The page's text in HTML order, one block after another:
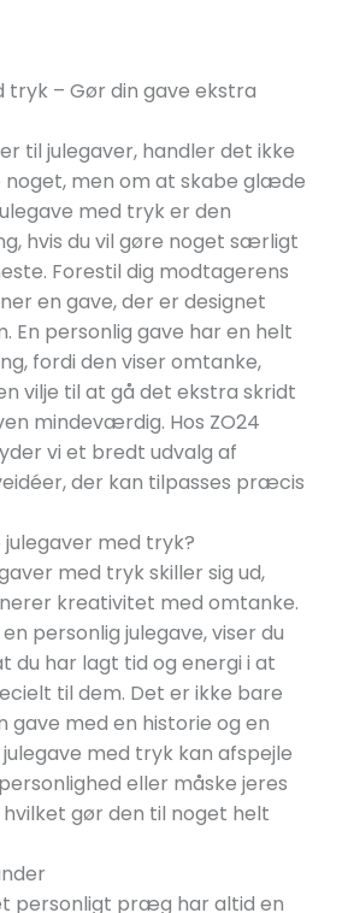
tryk – Gør din gave ekstra
til julegaver, handler det ikke
noget, men om at skabe glæde
med tryk er den
hvis du vil gøre noget særligt
Forestil dig modtagerens
en gave, der er designet
En personlig gave har en helt
fordi den viser omtanke,
vilje til at gå det ekstra skridt
mindeværdig. Hos ZO24
vi et bredt udvalg af
der kan tilpasses præcis
med tryk?
med tryk skiller sig ud,
kreativitet med omtanke.
personlig julegave, viser du
du har lagt tid og energi i at
til dem. Det er ikke bare
gave med en historie og en
julegave med tryk kan afspejle
eller måske jeres
gør den til noget helt
personligt præg har altid en